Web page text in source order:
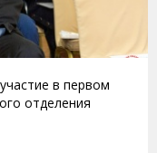
в первом
отделения